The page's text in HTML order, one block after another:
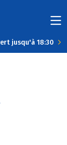
jusqu'à 18:30